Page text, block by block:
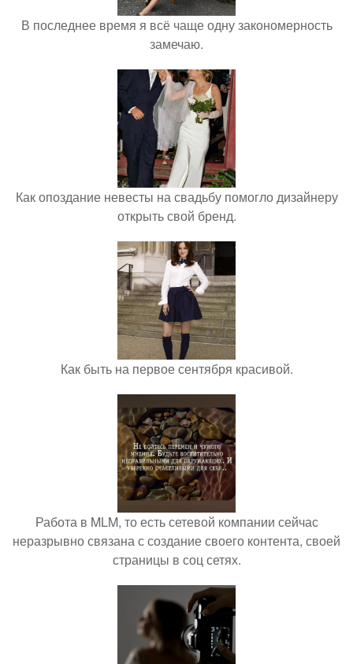
В последнее время я всё чаще одну закономерность
замечаю.
Как опоздание невесты на свадьбу помогло дизайнеру
открыть свой бренд.
Как быть на первое сентября красивой.
Работа в MLM, то есть сетевой компании сейчас
неразрывно связана с создание своего контента, своей
страницы в соц сетях.